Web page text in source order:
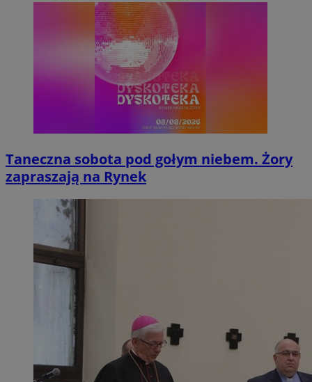
Taneczna sobota pod gołym niebem. Żory
zapraszają na Rynek